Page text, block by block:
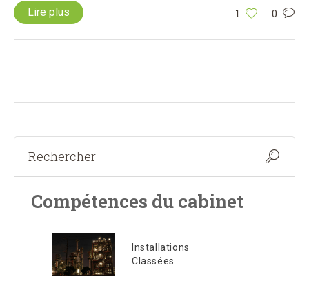
1 0
Lire plus
Compétences du cabinet
Installations
Classées